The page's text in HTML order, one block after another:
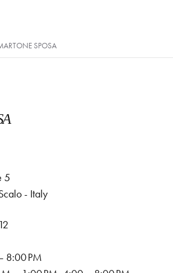
SPOSA
5
- Italy
8:00 PM